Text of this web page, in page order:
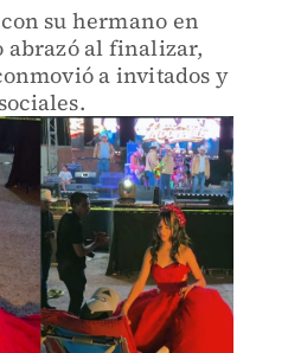
su hermano en
abrazó al finalizar,
a invitados y